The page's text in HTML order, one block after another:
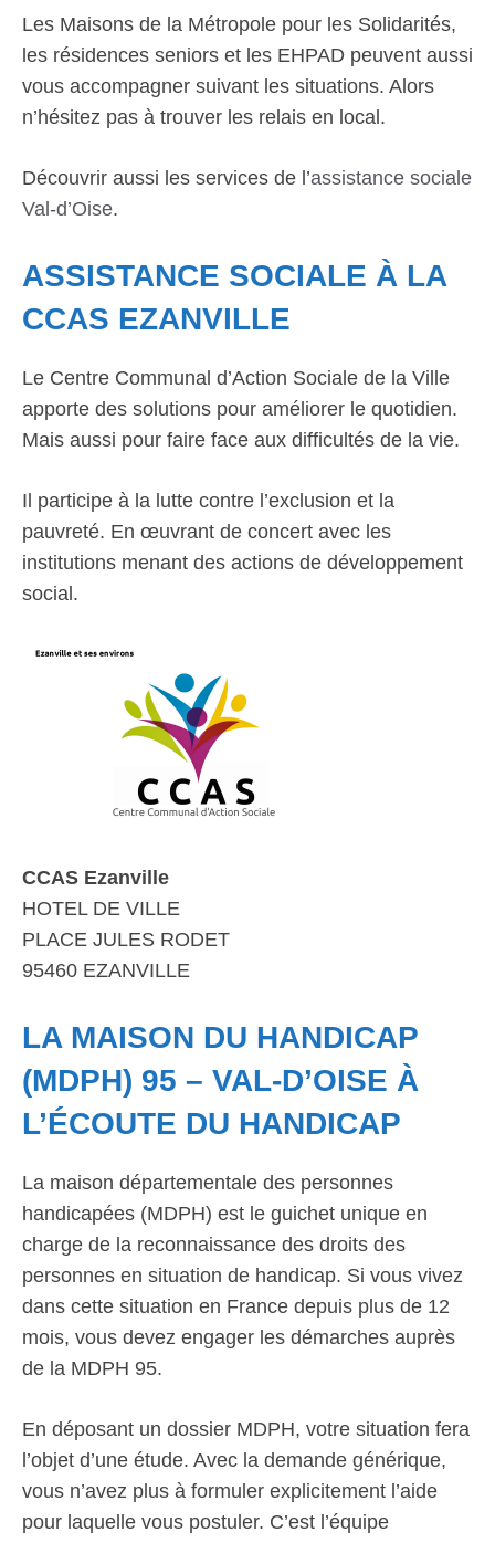
Les Maisons de la Métropole pour les Solidarités,
les résidences seniors et les EHPAD peuvent aussi
vous accompagner suivant les situations. Alors
n’hésitez pas à trouver les relais en local.
Découvrir aussi les services de l’assistance sociale
Val-d’Oise.
ASSISTANCE SOCIALE À LA
CCAS EZANVILLE
Le Centre Communal d’Action Sociale de la Ville
apporte des solutions pour améliorer le quotidien.
Mais aussi pour faire face aux difficultés de la vie.
Il participe à la lutte contre l’exclusion et la
pauvreté. En œuvrant de concert avec les
institutions menant des actions de développement
social.
CCAS Ezanville
HOTEL DE VILLE
PLACE JULES RODET
95460 EZANVILLE
LA MAISON DU HANDICAP
(MDPH) 95 – VAL-D’OISE À
L’ÉCOUTE DU HANDICAP
La maison départementale des personnes
handicapées (MDPH) est le guichet unique en
charge de la reconnaissance des droits des
personnes en situation de handicap. Si vous vivez
dans cette situation en France depuis plus de 12
mois, vous devez engager les démarches auprès
de la MDPH 95.
En déposant un dossier MDPH, votre situation fera
l’objet d’une étude. Avec la demande générique,
vous n’avez plus à formuler explicitement l’aide
pour laquelle vous postuler. C’est l’équipe